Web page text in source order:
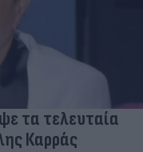
τα τελευταία
Καρράς